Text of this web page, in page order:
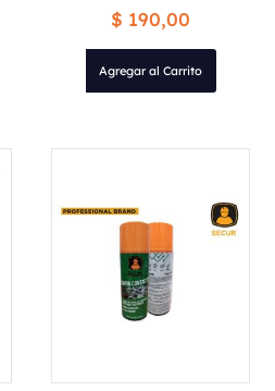
$ 190,00
Agregar al Carrito